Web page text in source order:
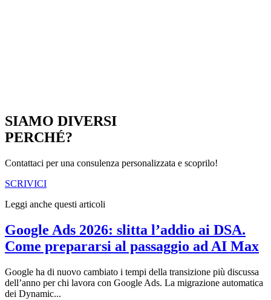
SIAMO DIVERSI
PERCHÉ?
Contattaci per una consulenza personalizzata e scoprilo!
SCRIVICI
Leggi anche questi articoli
Google Ads 2026: slitta l’addio ai DSA.
Come prepararsi al passaggio ad AI Max
Google ha di nuovo cambiato i tempi della transizione più discussa
dell’anno per chi lavora con Google Ads. La migrazione automatica
dei Dynamic...